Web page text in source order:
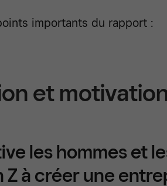
importants du rapport :
et
les hommes et
Z à créer une